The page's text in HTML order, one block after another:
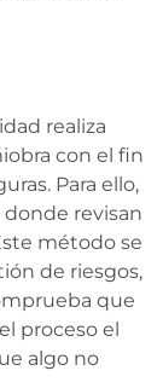
realiza
con el fin
Para ello,
revisan
método se
de riesgos,
que
proceso el
algo no